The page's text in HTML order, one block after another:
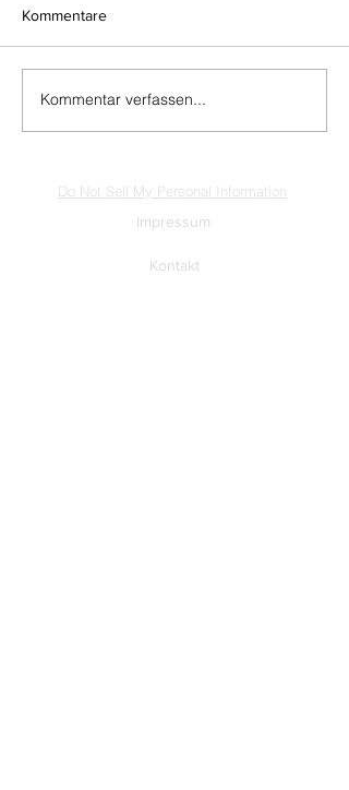
Kommentare
Kommentar verfassen...
Do Not Sell My Personal Information
Impressum
Kontakt